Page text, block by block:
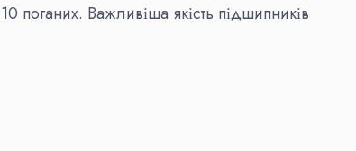
поганих. Важливіша якість підшипників